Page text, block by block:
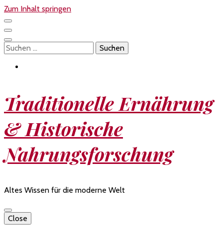
Zum Inhalt springen
Suchen
nach:
Traditionelle Ernährung
& Historische
Nahrungsforschung
Altes Wissen für die moderne Welt
Close